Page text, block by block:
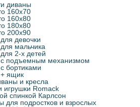
диваны
160х70
160х80
180х80
200х90
девочки
мальчика
2-х детей
с подъемным механизмом
бортиками
+ ящик
и кресла
игрушки Romack
спинкой Карлсон
для подростков и взрослых